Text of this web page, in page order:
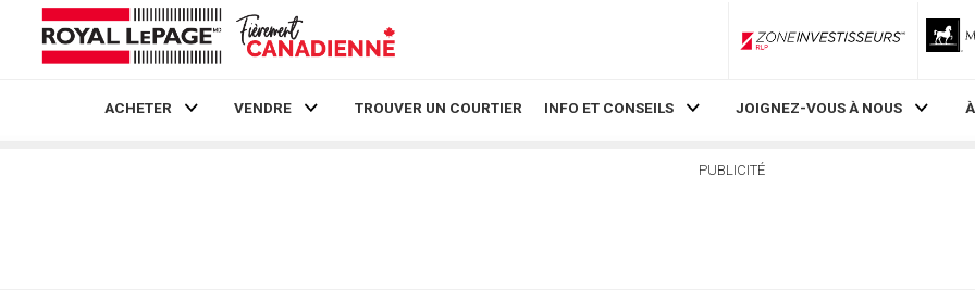
ZoneInvestisseurs RLP
ACHETER VENDRE TROUVER UN COURTIER INFO ET CONSEILS JOIGNEZ-VOUS À NOUS
PUBLICITÉ